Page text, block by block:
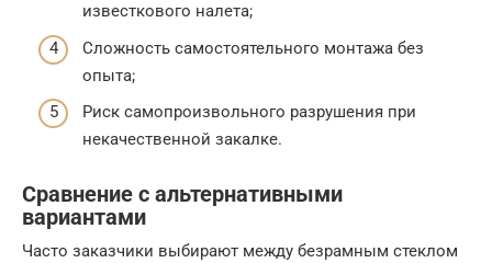
известкового налета;
Сложность самостоятельного монтажа без
опыта;
Риск самопроизвольного разрушения при
некачественной закалке.
Сравнение с альтернативными
вариантами
Часто заказчики выбирают между безрамным стеклом